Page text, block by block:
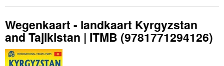
Wegenkaart - landkaart Kyrgyzstan
and Tajikistan | ITMB (9781771294126)